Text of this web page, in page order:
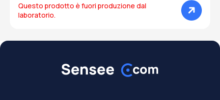
Questo prodotto è fuori produzione dal
laboratorio.